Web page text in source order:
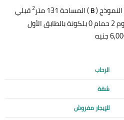
(
B) المساحة 131 متر 2قبلي
تطل على حديقة كبيرة تشمل 3 نوم 2 حمام 0 بلكونة بالطابق الأول
الرحاب
شقة
للإيجار مفروش